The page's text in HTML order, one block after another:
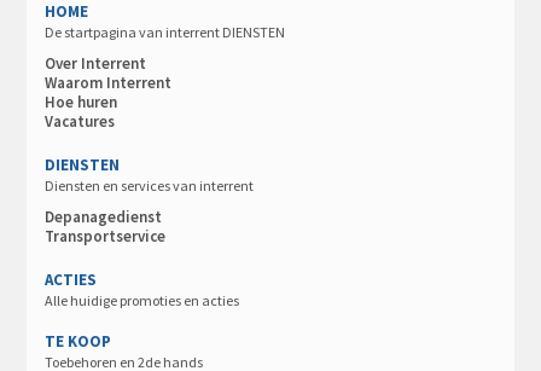
HOME
De startpagina van interrent DIENSTEN
Over Interrent
Waarom Interrent
Hoe huren
Vacatures
DIENSTEN
Diensten en services van interrent
Depanagedienst
Transportservice
ACTIES
Alle huidige promoties en acties
TE KOOP
Toebehoren en 2de hands